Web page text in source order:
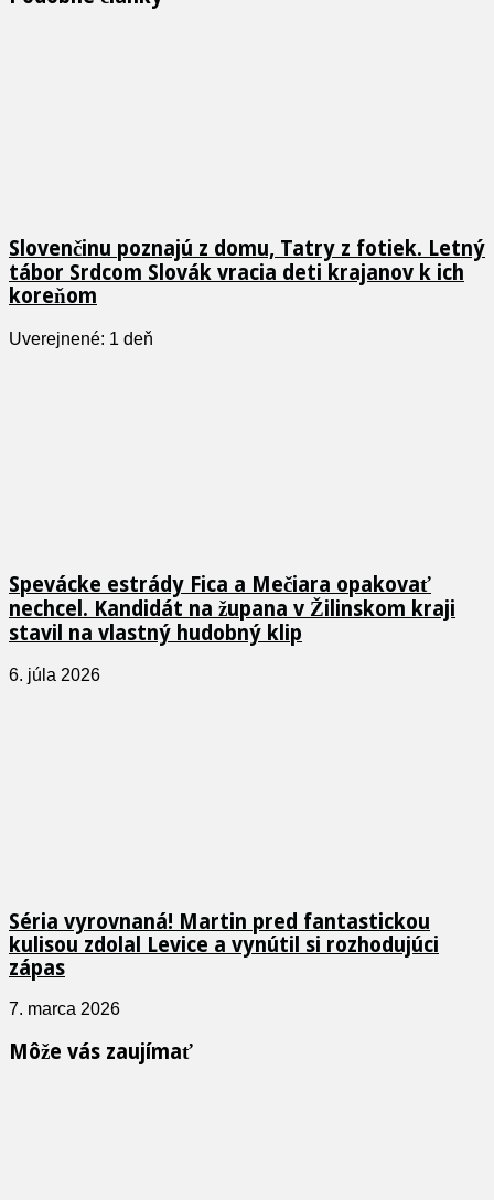
Slovenčinu poznajú z domu, Tatry z fotiek. Letný
tábor Srdcom Slovák vracia deti krajanov k ich
koreňom
Uverejnené: 1 deň
Spevácke estrády Fica a Mečiara opakovať
nechcel. Kandidát na župana v Žilinskom kraji
stavil na vlastný hudobný klip
6. júla 2026
Séria vyrovnaná! Martin pred fantastickou
kulisou zdolal Levice a vynútil si rozhodujúci
zápas
7. marca 2026
Môže vás zaujímať